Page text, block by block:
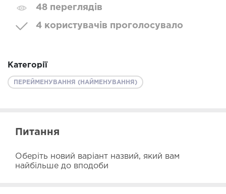
48 переглядів
4 користувачів проголосувало
Категорії
ПЕРЕЙМЕНУВАННЯ (НАЙМЕНУВАННЯ)
Питання
Оберіть новий варіант назвий, який вам
найбільше до вподоби